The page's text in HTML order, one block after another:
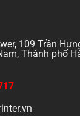
109 Trần
Thành phố